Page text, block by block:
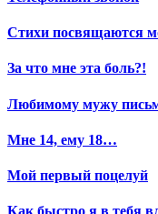
Стихи посвящаются
За что мне эта боль?!
Любимому мужу
Мне 14, ему 18…
Мой первый поцелуй